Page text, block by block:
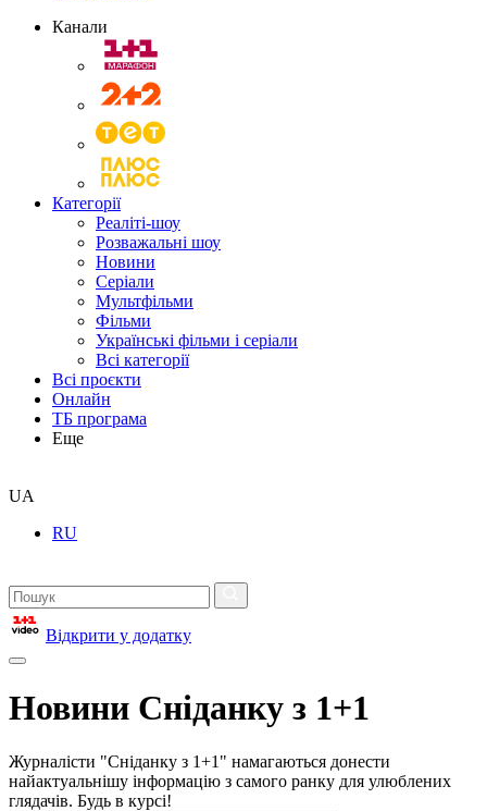
Канали
Категорії
Реаліті-шоу
Розважальні шоу
Новини
Серіали
Мультфільми
Фільми
Українські фільми і серіали
Всі категорії
Всі проєкти
Онлайн
ТБ програма
Еще
UA
RU
Відкрити у додатку
Новини Сніданку з 1+1
Журналісти "Сніданку з 1+1" намагаються донести
найактуальнішу інформацію з самого ранку для улюблених
глядачів. Будь в курсі!